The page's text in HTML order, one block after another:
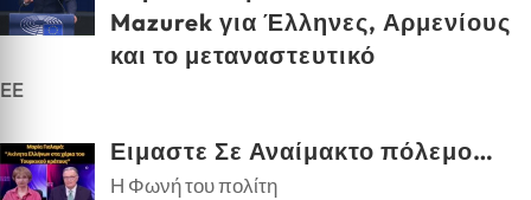
Mazurek για Έλληνες, Αρμενίους
και το μεταναστευτικό
EE
Ειμαστε Σε Αναίμακτο πόλεμο…
Η Φωνή του πολίτη